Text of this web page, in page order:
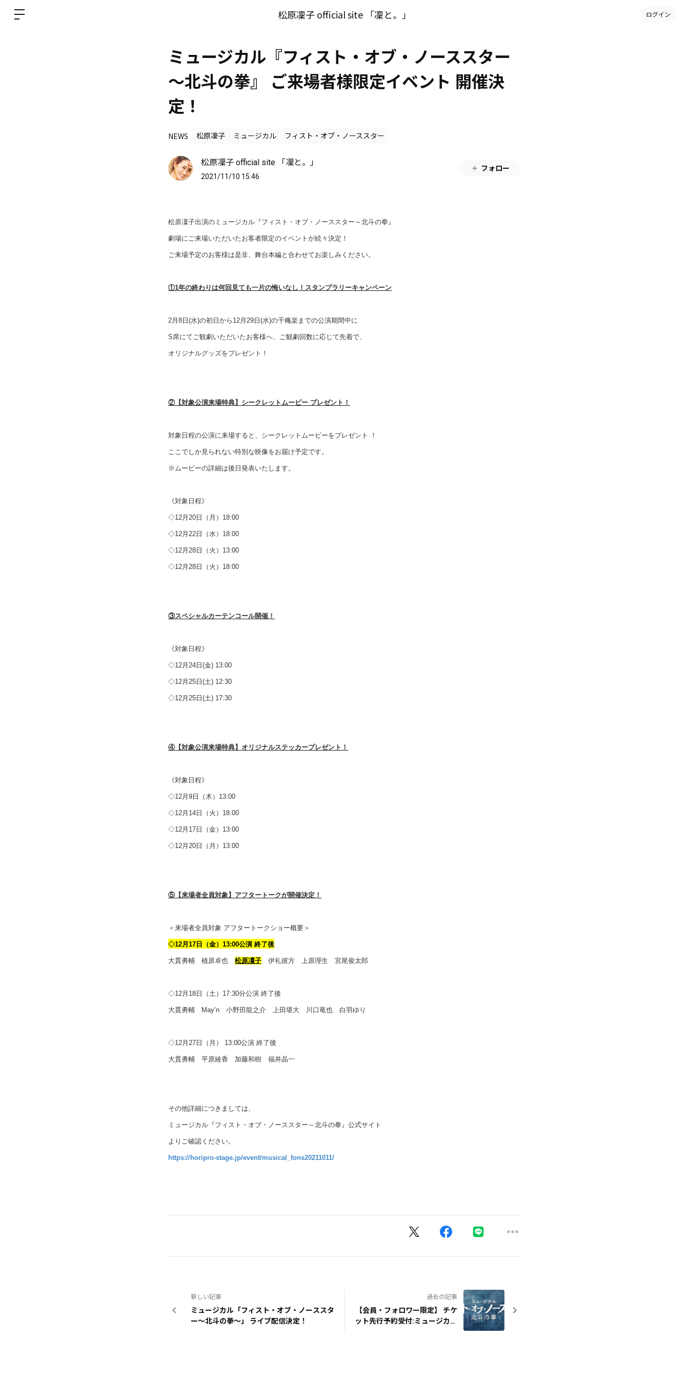
松原凜子 official site 「凜と。」 ログイン
ミュージカル『フィスト・オブ・ノーススター
～北斗の拳』 ご来場者様限定イベント 開催決
定！
NEWS 松原凜子 ミュージカル フィスト・オブ・ノーススター
松原凜子 official site 「凜と。」
2021/11/10 15:46
フォロー
松原凜子出演のミュージカル『フィスト・オブ・ノーススター～北斗の拳』
劇場にご来場いただいたお客者限定のイベントが続々決定！
ご来場予定のお客様は是非、舞台本編と合わせてお楽しみください。
①1年の終わりは何回見ても一片の悔いなし！スタンプラリーキャンペーン
2月8日(水)の初日から12月29日(水)の千穐楽までの公演期間中に
S席にてご観劇いただいたお客様へ、ご観劇回数に応じて先着で、
オリジナルグッズをプレゼント！
②【対象公演来場特典】シークレットムービー プレゼント！
対象日程の公演に来場すると、シークレットムービーをプレゼント ！
ここでしか見られない特別な映像をお届け予定です。
※ムービーの詳細は後日発表いたします。
《対象日程》
◇12月20日（月）18:00
◇12月22日（水）18:00
◇12月28日（火）13:00
◇12月28日（火）18:00
③スペシャルカーテンコール開催！
《対象日程》
◇12月24日(金) 13:00
◇12月25日(土) 12:30
◇12月25日(土) 17:30
④【対象公演来場特典】オリジナルステッカープレゼント！
《対象日程》
◇12月9日（木）13:00
◇12月14日（火）18:00
◇12月17日（金）13:00
◇12月20日（月）13:00
⑤【来場者全員対象】アフタートークが開催決定！
＜来場者全員対象 アフタートークショー概要＞
◇12月17日（金）13:00公演 終了後
大貫勇輔 植原卓也 松原凜子 伊礼彼方 上原理生 宮尾俊太郎
◇12月18日（土）17:30分公演 終了後
大貫勇輔 May’n 小野田龍之介 上田堪大 川口竜也 白羽ゆり
◇12月27日（月） 13:00公演 終了後
大貫勇輔 平原綾香 加藤和樹 福井晶一
その他詳細につきましては、
ミュージカル『フィスト・オブ・ノーススター～北斗の拳』公式サイト
よりご確認ください。
https://horipro-stage.jp/event/musical_fons20211011/
新しい記事
ミュージカル「フィスト・オブ・ノーススタ
ー～北斗の拳～」 ライブ配信決定！
過去の記事
【会員・フォロワー限定】 チケ
ット先行予約受付:ミュージカル